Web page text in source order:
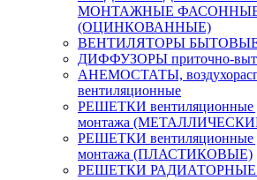
МОНТАЖНЫЕ ФАСОННЫЕ
(ОЦИНКОВАННЫЕ)
ВЕНТИЛЯТОРЫ
ДИФФУЗОРЫ приточно-
АНЕМОСТАТЫ,
вентиляционные
РЕШЕТКИ
монтажа
РЕШЕТКИ
монтажа (ПЛАСТИКОВЫЕ)
РЕШЕТКИ РАДИАТОРНЫЕ